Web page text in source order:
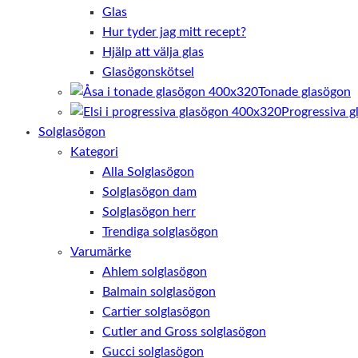
Glas
Hur tyder jag mitt recept?
Hjälp att välja glas
Glasögonskötsel
Tonade glasögon
Progressiva
Solglasögon
Kategori
Alla Solglasögon
Solglasögon dam
Solglasögon herr
Trendiga solglasögon
Varumärke
Ahlem solglasögon
Balmain solglasögon
Cartier solglasögon
Cutler and Gross solglasögon
Gucci solglasögon